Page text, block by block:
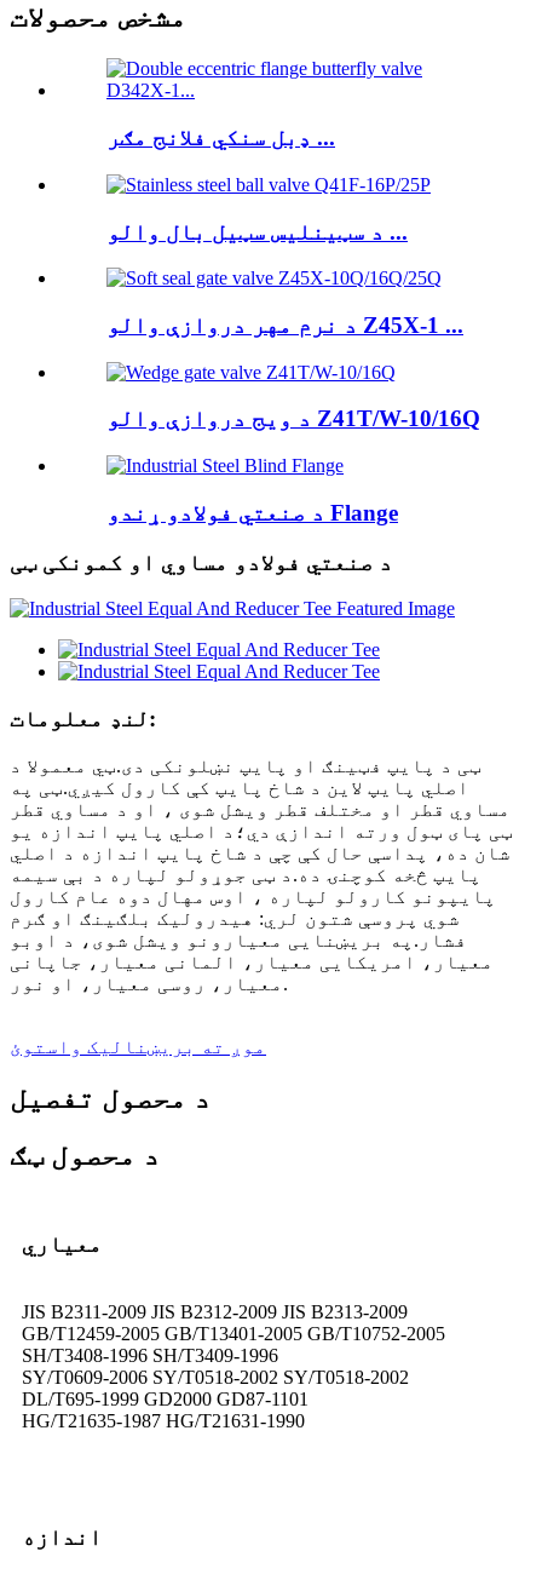
مشخص محصولات
ډبل سنکي فلانج مګر ...
د سټینلیس سټیل بال والو ...
د نرم مهر دروازې والو Z45X-1 ...
د ویج دروازې والو Z41T/W-10/16Q
د صنعتي فولادو ړندو Flange
د صنعتي فولادو مساوي او کمونکی ټی
لنډ معلومات:
ټی د پایپ فټینګ او پایپ نښلونکی دی.ټي معمولا د
اصلي پایپ لاین د شاخ پایپ کې کارول کیږي.ټی په
مساوي قطر او مختلف قطر ویشل شوی ، او د مساوي قطر
ټی پای ټول ورته اندازې دي؛د اصلي پایپ اندازه یو
شان ده، پداسې حال کې چې د شاخ پایپ اندازه د اصلي
پایپ څخه کوچنۍ ده.د ټی جوړولو لپاره د بې سیمه
پایپونو کارولو لپاره ، اوس مهال دوه عام کارول
شوي پروسې شتون لري: هیدرولیک بلګینګ او ګرم
فشار.په بریښنایی معیارونو ویشل شوی، د اوبو
معیار، امریکایی معیار، المانی معیار، جاپانی
معیار، روسی معیار، او نور.
موږ ته بریښنالیک واستوئ
د محصول تفصیل
د محصول ټګ
معیاري
JIS B2311-2009 JIS B2312-2009 JIS B2313-2009
GB/T12459-2005 GB/T13401-2005 GB/T10752-2005
SH/T3408-1996 SH/T3409-1996
SY/T0609-2006 SY/T0518-2002 SY/T0518-2002
DL/T695-1999 GD2000 GD87-1101
HG/T21635-1987 HG/T21631-1990
اندازه